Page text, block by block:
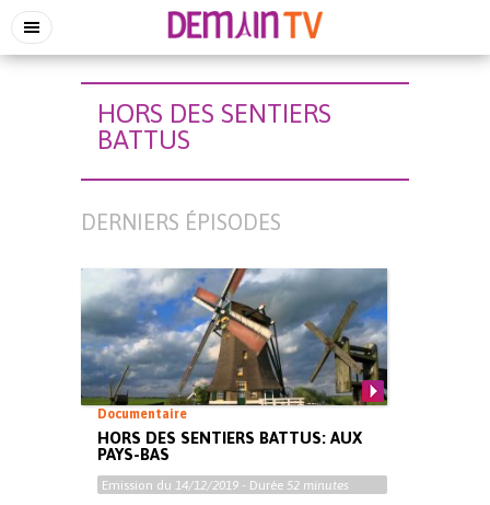
HORS DES SENTIERS
BATTUS
DERNIERS ÉPISODES
Documentaire
HORS DES SENTIERS BATTUS: AUX
PAYS-BAS
Emission du 14/12/2019 - Durée 52 minutes